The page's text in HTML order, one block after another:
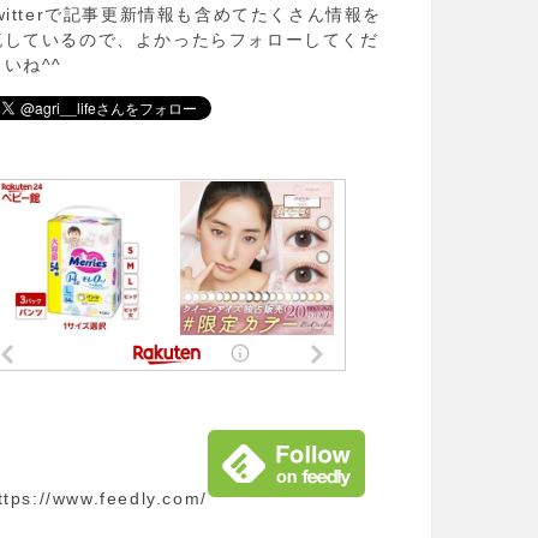
で記事更新情報も含めてたくさん情報を
しているので、よかったらフォローしてくだ
いね^^
www.feedly.com/